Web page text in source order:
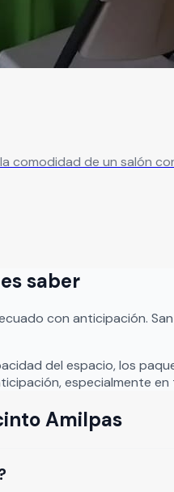
salón con la belleza de un
saber
con anticipación.
del espacio, los
especialmente
Amilpas